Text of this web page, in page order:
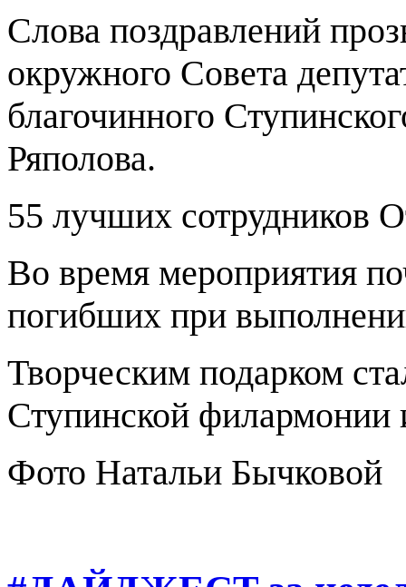
Слова поздравлений
окружного Совета
благочинного
Ряполова.
55 лучших сотрудников
Во время мероприятия
погибших при
Творческим подарком
Ступинской филармонии
Фото Натальи Бычковой